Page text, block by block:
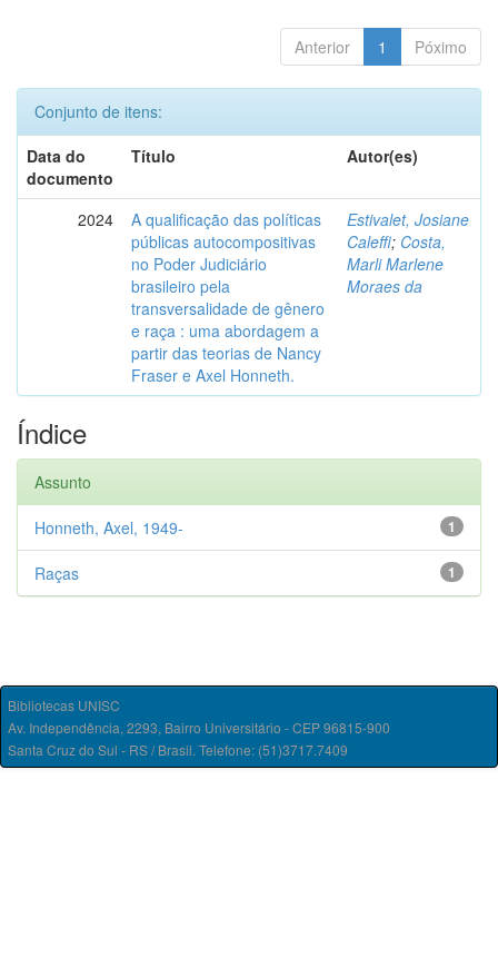
Anterior 1 Póximo
Conjunto de itens:
Data do
documento
Título Autor(es)
2024
A qualificação das políticas
públicas autocompositivas
no Poder Judiciário
brasileiro pela
transversalidade de gênero
e raça : uma abordagem a
partir das teorias de Nancy
Fraser e Axel Honneth.
Estivalet, Josiane
Caleffi; Costa,
Marli Marlene
Moraes da
Índice
Assunto
1
Honneth, Axel, 1949-
1
Raças
Bibliotecas UNISC
Av. Independência, 2293, Bairro Universitário - CEP 96815-900
Santa Cruz do Sul - RS / Brasil. Telefone: (51)3717.7409